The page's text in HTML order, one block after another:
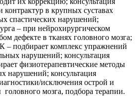
контрактур в крупных суставах
спастических нарушений;
– при нейрохирургическом
дефекте в тканях головного мозга;
– подбирает комплекс упражнений
нарушений; консультация
физиотерапевтические методы
нарушений; консультация
исключения острой и
мозга, подбора терапии.